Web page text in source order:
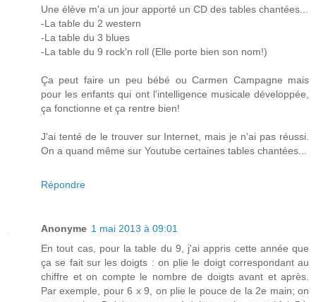
Une élève m'a un jour apporté un CD des tables chantées...
-La table du 2 western
-La table du 3 blues
-La table du 9 rock'n roll (Elle porte bien son nom!)
Ça peut faire un peu bébé ou Carmen Campagne mais
pour les enfants qui ont l'intelligence musicale développée,
ça fonctionne et ça rentre bien!
J'ai tenté de le trouver sur Internet, mais je n'ai pas réussi.
On a quand même sur Youtube certaines tables chantées...
Répondre
Anonyme 1 mai 2013 à 09:01
En tout cas, pour la table du 9, j'ai appris cette année que
ça se fait sur les doigts : on plie le doigt correspondant au
chiffre et on compte le nombre de doigts avant et après.
Par exemple, pour 6 x 9, on plie le pouce de la 2e main; on